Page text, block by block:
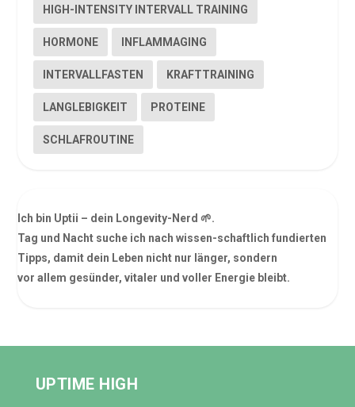
HIGH-INTENSITY INTERVALL TRAINING
HORMONE INFLAMMAGING
INTERVALLFASTEN KRAFTTRAINING
LANGLEBIGKEIT PROTEINE
SCHLAFROUTINE
Ich bin Uptii – dein Longevity-Nerd 🌱.
Tag und Nacht suche ich nach wissen-schaftlich fundierten
Tipps, damit dein Leben nicht nur länger, sondern
vor allem gesünder, vitaler und voller Energie bleibt.
UPTIME HIGH